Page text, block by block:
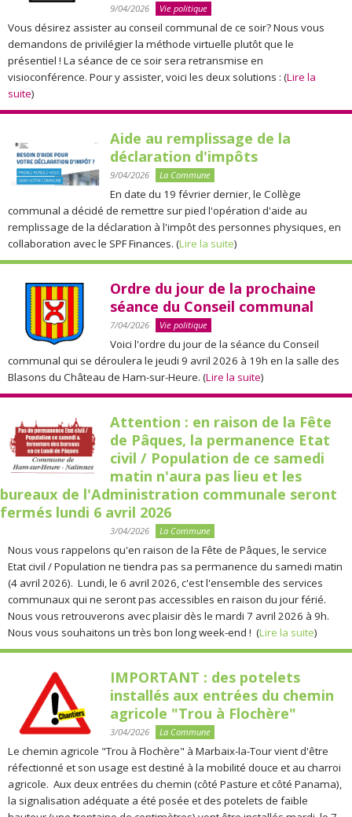
9/04/2026 Vie politique
Vous désirez assister au conseil communal de ce soir? Nous vous
demandons de privilégier la méthode virtuelle plutôt que le
présentiel ! La séance de ce soir sera retransmise en
visioconférence. Pour y assister, voici les deux solutions : (Lire la
suite)
Aide au remplissage de la
déclaration d'impôts
9/04/2026 La Commune
En date du 19 février dernier, le Collège
communal a décidé de remettre sur pied l'opération d'aide au
remplissage de la déclaration à l'impôt des personnes physiques, en
collaboration avec le SPF Finances. (Lire la suite)
Ordre du jour de la prochaine
séance du Conseil communal
7/04/2026 Vie politique
Voici l'ordre du jour de la séance du Conseil
communal qui se déroulera le jeudi 9 avril 2026 à 19h en la salle des
Blasons du Château de Ham-sur-Heure. (Lire la suite)
Attention : en raison de la Fête
de Pâques, la permanence Etat
civil / Population de ce samedi
matin n'aura pas lieu et les
bureaux de l'Administration communale seront
fermés lundi 6 avril 2026
3/04/2026 La Commune
Nous vous rappelons qu'en raison de la Fête de Pâques, le service
Etat civil / Population ne tiendra pas sa permanence du samedi matin
(4 avril 2026). Lundi, le 6 avril 2026, c'est l'ensemble des services
communaux qui ne seront pas accessibles en raison du jour férié.
Nous vous retrouverons avec plaisir dès le mardi 7 avril 2026 à 9h.
Nous vous souhaitons un très bon long week-end ! (Lire la suite)
IMPORTANT : des potelets
installés aux entrées du chemin
agricole "Trou à Flochère"
3/04/2026 La Commune
Le chemin agricole "Trou à Flochère" à Marbaix-la-Tour vient d'être
réfectionné et son usage est destiné à la mobilité douce et au charroi
agricole. Aux deux entrées du chemin (côté Pasture et côté Panama),
la signalisation adéquate a été posée et des potelets de faible